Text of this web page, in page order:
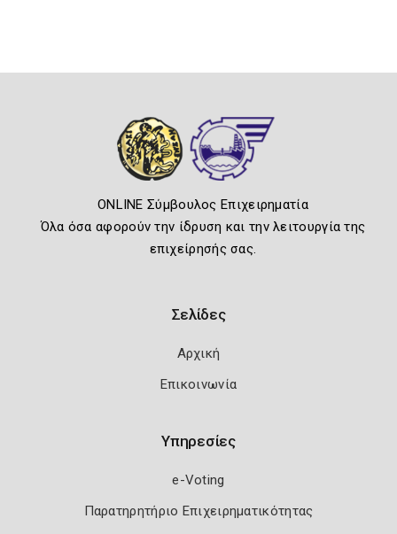
ONLINE Σύμβουλος Επιχειρηματία
Όλα όσα αφορούν την ίδρυση και την λειτουργία της
επιχείρησής σας.
Σελίδες
Αρχική
Επικοινωνία
Υπηρεσίες
e-Voting
Παρατηρητήριο Επιχειρηματικότητας